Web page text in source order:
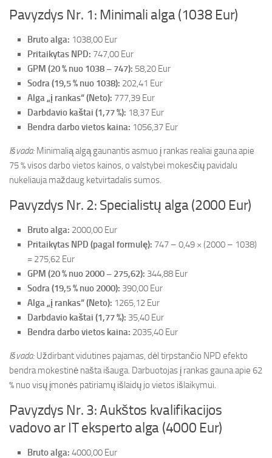
Pavyzdys Nr. 1: Minimali alga (1038 Eur)
Bruto alga: 1038,00 Eur
Pritaikytas NPD: 747,00 Eur
GPM (20 % nuo 1038 – 747): 58,20 Eur
Sodra (19,5 % nuo 1038): 202,41 Eur
Alga „į rankas“ (Neto): 777,39 Eur
Darbdavio kaštai (1,77 %): 18,37 Eur
Bendra darbo vietos kaina: 1056,37 Eur
Išvada: Minimalią algą gaunantis asmuo į rankas realiai gauna apie
75 % visos darbo vietos kainos, o valstybei mokesčių pavidalu
nukeliauja maždaug ketvirtadalis sumos.
Pavyzdys Nr. 2: Specialistų alga (2000 Eur)
Bruto alga: 2000,00 Eur
Pritaikytas NPD (pagal formulę): 747 – 0,49 × (2000 – 1038)
= 275,62 Eur
GPM (20 % nuo 2000 – 275,62): 344,88 Eur
Sodra (19,5 % nuo 2000): 390,00 Eur
Alga „į rankas“ (Neto): 1265,12 Eur
Darbdavio kaštai (1,77 %): 35,40 Eur
Bendra darbo vietos kaina: 2035,40 Eur
Išvada: Uždirbant vidutines pajamas, dėl tirpstančio NPD efekto
bendra mokestinė našta išauga. Darbuotojas į rankas gauna apie 62
% nuo visų įmonės patiriamų išlaidų jo vietos išlaikymui.
Pavyzdys Nr. 3: Aukštos kvalifikacijos
vadovo ar IT eksperto alga (4000 Eur)
Bruto alga: 4000,00 Eur